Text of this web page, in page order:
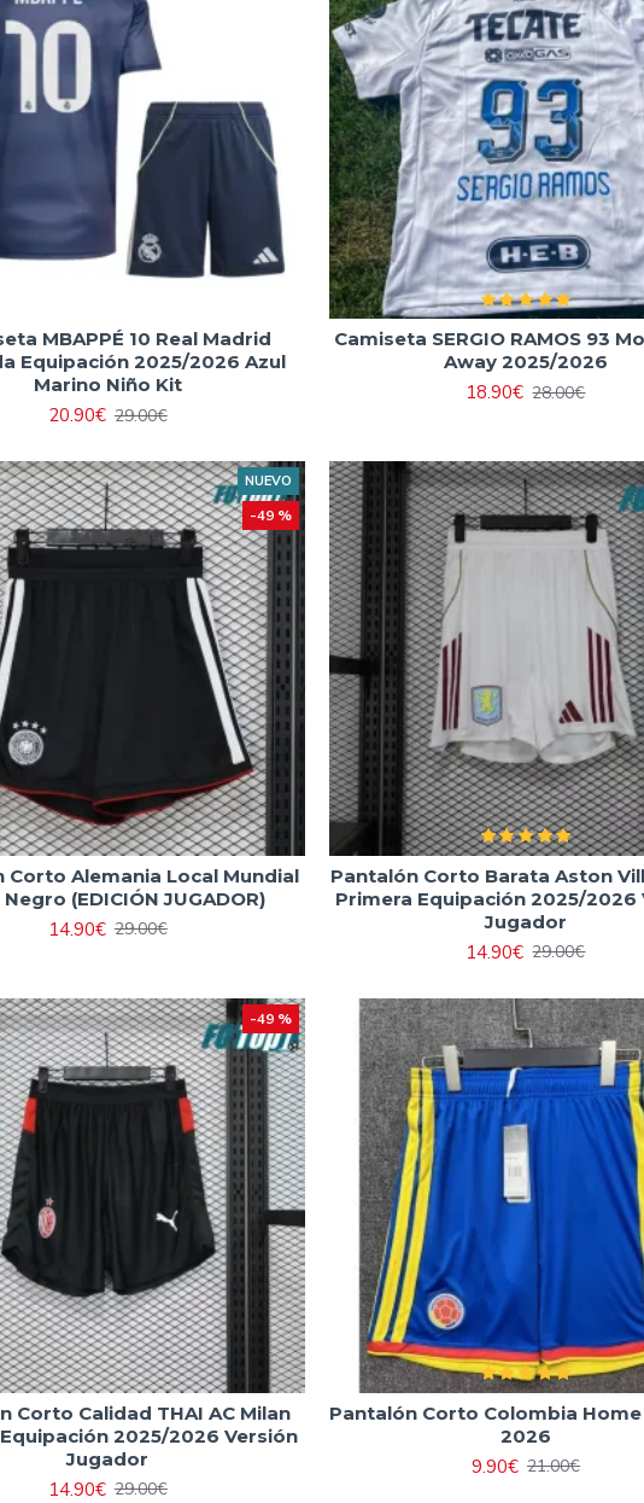
MBAPPÉ 10 Real Madrid
Equipación 2025/2026 Azul
Marino Niño Kit
20.90€ 29.00€
Camiseta SERGIO RAMOS 93
Away 2025/2026
18.90€ 28.00€
NUEVO
-49 %
Corto Alemania Local Mundial
(EDICIÓN JUGADOR)
14.90€ 29.00€
Pantalón Corto Barata Aston
Primera Equipación 2025/2026
Jugador
14.90€ 29.00€
-49 %
Corto Calidad THAI AC Milan
2025/2026 Versión
Jugador
14.90€ 29.00€
Pantalón Corto Colombia
2026
9.90€ 21.00€